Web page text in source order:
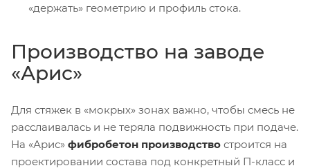
«держать» геометрию и профиль стока.
Производство на заводе
«Арис»
Для стяжек в «мокрых» зонах важно, чтобы смесь не
расслаивалась и не теряла подвижность при подаче.
На «Арис» фибробетон производство строится на
проектировании состава под конкретный П-класс и